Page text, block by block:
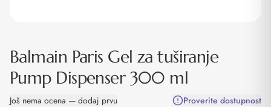
Balmain Paris Gel za tuširanje
Pump Dispenser 300 ml
Još nema ocena — dodaj prvu Proverite dostupnost